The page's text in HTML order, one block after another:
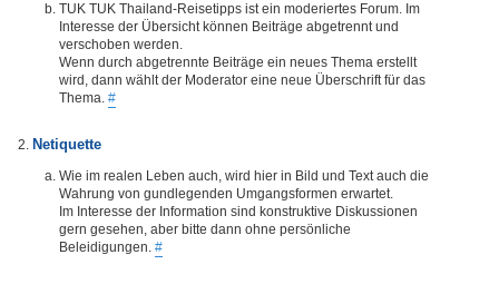
TUK TUK Thailand-Reisetipps ist ein moderiertes Forum. Im
Interesse der Übersicht können Beiträge abgetrennt und
verschoben werden.
Wenn durch abgetrennte Beiträge ein neues Thema erstellt
wird, dann wählt der Moderator eine neue Überschrift für das
Thema. #
Netiquette
Wie im realen Leben auch, wird hier in Bild und Text auch die
Wahrung von gundlegenden Umgangsformen erwartet.
Im Interesse der Information sind konstruktive Diskussionen
gern gesehen, aber bitte dann ohne persönliche
Beleidigungen. #